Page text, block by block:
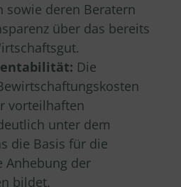
sowie deren Beratern
über das bereits
Die
vorteilhaften
unter dem
die Basis für die
Anhebung der
bildet.